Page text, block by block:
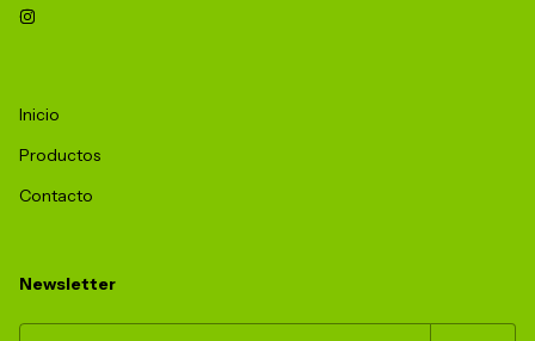
Inicio
Productos
Contacto
Newsletter